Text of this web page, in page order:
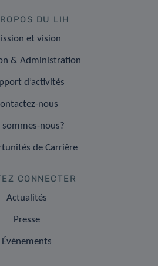
DU LIH
et vision
& Administration
d’activités
nous
sommes-nous?
de Carrière
CONNECTER
Actualités
Presse
Événements